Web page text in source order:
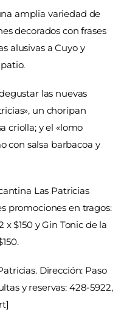
amplia variedad de
decorados con frases
alusivas a Cuyo y
las nuevas
un choripan
criolla; y el «lomo
con salsa barbacoa y
Las Patricias
promociones en tragos:
x $150 y Gin Tonic de la
Dirección: Paso
y reservas: 428-5922,